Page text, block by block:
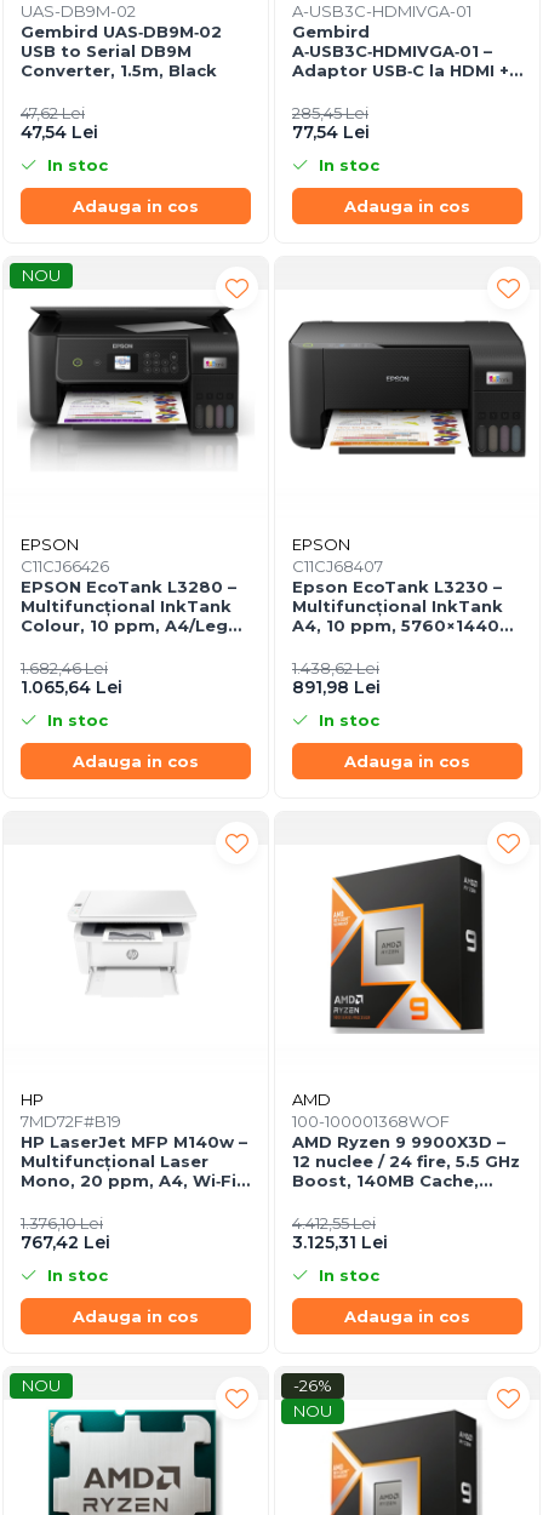
UAS-DB9M-02
Gembird UAS‑DB9M‑02
USB to Serial DB9M
Converter, 1.5m, Black
47,62 Lei
47,54 Lei
In stoc
Adauga in cos
A-USB3C-HDMIVGA-01
Gembird
A‑USB3C‑HDMIVGA‑01 –
Adaptor USB‑C la HDMI +
285,45 Lei
77,54 Lei
In stoc
Adauga in cos
NOU
EPSON
C11CJ66426
EPSON EcoTank L3280 –
Multifuncțional InkTank
Colour, 10 ppm, A4/Legal,
1.682,46 Lei
1.065,64 Lei
In stoc
Adauga in cos
EPSON
C11CJ68407
Epson EcoTank L3230 –
Multifuncțional InkTank
A4, 10 ppm, 5760×1440
1.438,62 Lei
891,98 Lei
In stoc
Adauga in cos
HP
7MD72F#B19
HP LaserJet MFP M140w –
Multifuncțional Laser
Mono, 20 ppm, A4, Wi‑Fi,
1.376,10 Lei
767,42 Lei
In stoc
Adauga in cos
AMD
100-100001368WOF
AMD Ryzen 9 9900X3D –
12 nuclee / 24 fire, 5.5 GHz
Boost, 140MB Cache,
4.412,55 Lei
3.125,31 Lei
In stoc
Adauga in cos
NOU
-26%
NOU